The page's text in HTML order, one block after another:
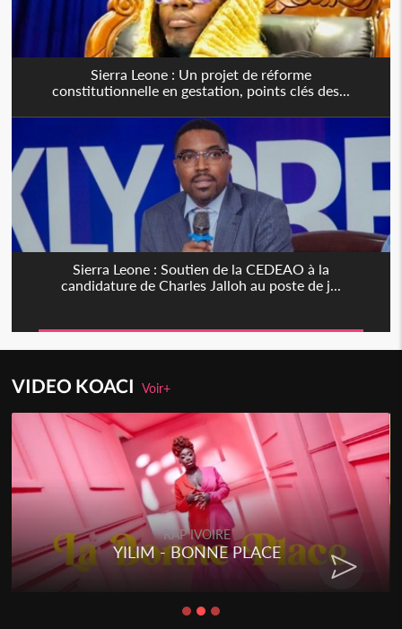
Sierra Leone : Un projet de réforme
constitutionnelle en gestation, points clés des...
Sierra Leone : Soutien de la CEDEAO à la
candidature de Charles Jalloh au poste de j...
VIDEO KOACIVoir+
RAP IVOIRE
YILIM - BONNE PLACE